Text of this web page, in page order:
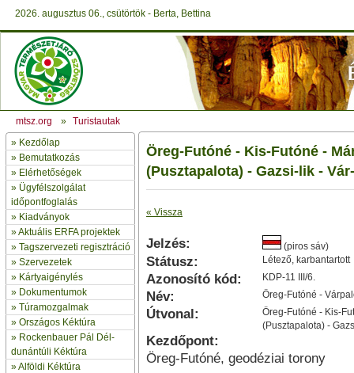
2026. augusztus 06., csütörtök - Berta, Bettina
mtsz.org » Turistautak
» Kezdőlap
» Bemutatkozás
» Elérhetőségek
» Ügyfélszolgálat
időpontfoglalás
» Kiadványok
»Aktuális ERFA projektek
» Tagszervezeti regisztráció
» Szervezetek
» Kártyaigénylés
» Dokumentumok
» Túramozgalmak
» Országos Kéktúra
» Rockenbauer Pál Dél-
dunántúli Kéktúra
»Alföldi Kéktúra
Öreg-Futóné - Kis-Futóné -
(Pusztapalota) - Gazsi-lik -
« Vissza
Jelzés: (piros sáv)
Státusz: Létező, karbantartott
Azonosító kód: KDP-11 III/6.
Név: Öreg-Futóné -
Útvonal:
Öreg-Futóné - Kis-
(Pusztapalota) -
Kezdőpont:
Öreg-Futóné, geodéziai torony